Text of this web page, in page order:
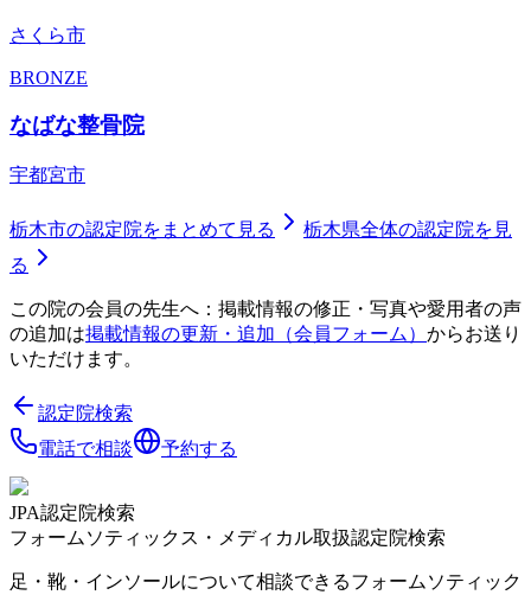
さくら市
BRONZE
なばな整骨院
宇都宮市
栃木市の認定院をまとめて見る 栃木県全体の認定院を見
る
この院の会員の先生へ：掲載情報の修正・写真や愛用者の声
の追加は掲載情報の更新・追加（会員フォーム） からお送り
いただけます。
認定院検索
電話で相談
予約する
JPA認定院検索
フォームソティックス・メディカル取扱認定院検索
足・靴・インソールについて相談できるフォームソティック